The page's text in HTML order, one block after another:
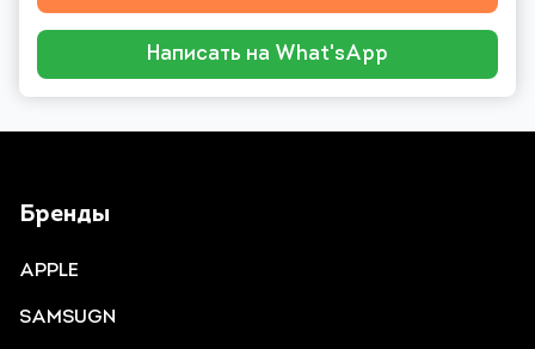
Написать на What'sApp
Бренды
APPLE
SAMSUGN